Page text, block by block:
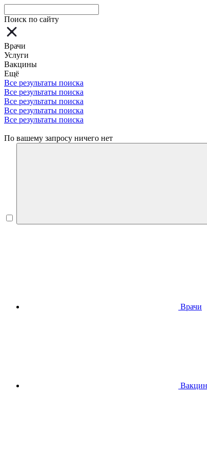
Поиск по сайту
Врачи
Услуги
Вакцины
Ещё
Все результаты поиска
Все результаты поиска
Все результаты поиска
Все результаты поиска
Все результаты поиска
По вашему запросу ничего нет
Врачи